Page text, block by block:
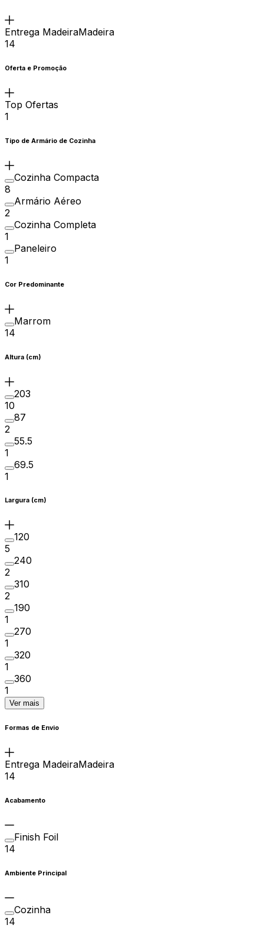
Entrega MadeiraMadeira
14
Oferta e Promoção
Top Ofertas
1
Tipo de Armário de Cozinha
Cozinha Compacta
8
Armário Aéreo
2
Cozinha Completa
1
Paneleiro
1
Cor Predominante
Marrom
14
Altura (cm)
203
10
87
2
55.5
1
69.5
1
Largura (cm)
120
5
240
2
310
2
190
1
270
1
320
1
360
1
Ver mais
Formas de Envio
Entrega MadeiraMadeira
14
Acabamento
Finish Foil
14
Ambiente Principal
Cozinha
14